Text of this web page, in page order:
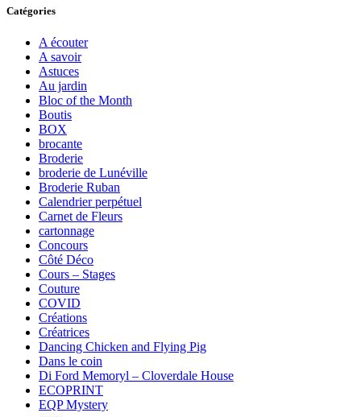
Catégories
A écouter
A savoir
Astuces
Au jardin
Bloc of the Month
Boutis
BOX
brocante
Broderie
broderie de Lunéville
Broderie Ruban
Calendrier perpétuel
Carnet de Fleurs
cartonnage
Concours
Côté Déco
Cours – Stages
Couture
COVID
Créations
Créatrices
Dancing Chicken and Flying Pig
Dans le coin
Di Ford Memoryl – Cloverdale House
ECOPRINT
EQP Mystery